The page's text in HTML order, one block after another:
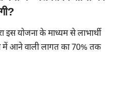
इस योजना के माध्यम से लाभार्थी
में आने वाली लागत का 70% तक